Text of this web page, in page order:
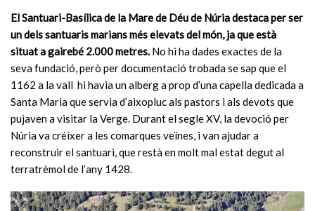
El Santuari-Basílica de la Mare de Déu de Núria destaca per ser
un dels santuaris marians més elevats del món, ja que està
situat a gairebé 2.000 metres.No hi ha dades exactes de la
seva fundació, però per documentació trobada se sap que el
1162 a la vall hi havia un alberg a prop d’una capella dedicada a
Santa Maria que servia d’aixopluc als pastors i als devots que
pujaven a visitar la Verge. Durant el segle XV, la devoció per
Núria va créixer a les comarques veïnes, i van ajudar a
reconstruir el santuari, que restà en molt mal estat degut al
terratrèmol de l’any 1428.